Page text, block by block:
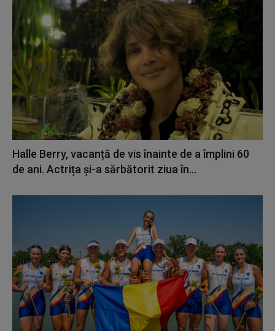
Halle Berry, vacanță de vis înainte de a împlini 60
de ani. Actrița și-a sărbătorit ziua în...